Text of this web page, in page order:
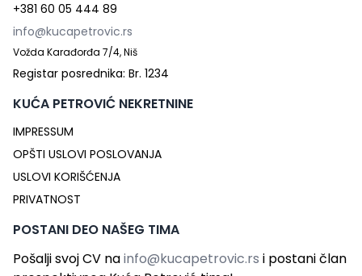
+381 60 05 444 89
info@kucapetrovic.rs
Vožda Karađorđa 7/4, Niš
Registar posrednika: Br. 1234
KUĆA PETROVIĆ NEKRETNINE
IMPRESSUM
OPŠTI USLOVI POSLOVANJA
USLOVI KORIŠĆENJA
PRIVATNOST
POSTANI DEO NAŠEG TIMA
Pošalji svoj CV nainfo@kucapetrovic.rs i postani član